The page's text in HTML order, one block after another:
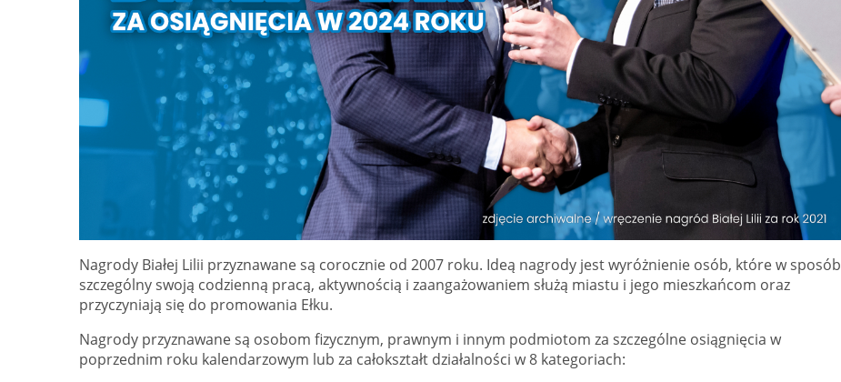
Nagrody Białej Lilii przyznawane są corocznie od 2007 roku. Ideą nagrody jest wyróżnienie osób, które w sposób
szczególny swoją codzienną pracą, aktywnością i zaangażowaniem służą miastu i jego mieszkańcom oraz
przyczyniają się do promowania Ełku.
Nagrody przyznawane są osobom fizycznym, prawnym i innym podmiotom za szczególne osiągnięcia w
poprzednim roku kalendarzowym lub za całokształt działalności w 8 kategoriach: